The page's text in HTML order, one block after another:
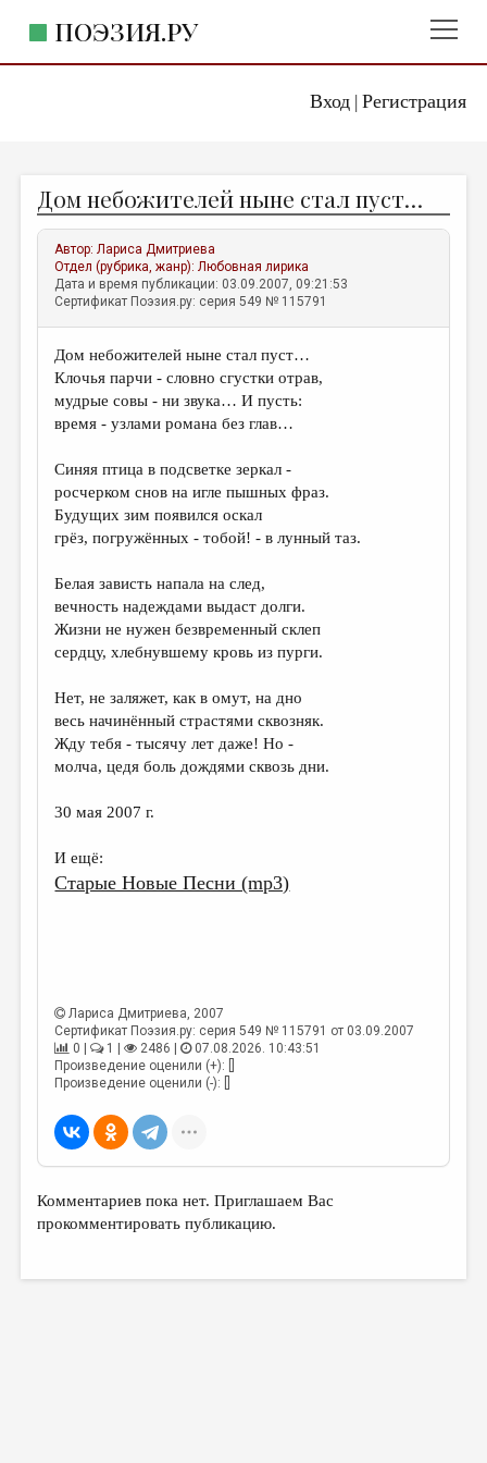
Вход| Регистрация
ПОЭЗИЯ.РУ
ЖАНРЫ
АВТОРЫ
КОММЕНТАРИИ
ЛИТСАЛОН
НОВОСТИ
ПРАВИЛА САЙТА
ИЗБРАННОЕ
ДАЙДЖЕСТ
ПЕРЕВОДЫ
КОНКУРСЫ
КНИЖНАЯ ПОЛКА
ОБЗОР ЛИТЕРАТУРЫ
ОБЪЯВЛЕНИЯ
ЭССЕИСТИКА
ЛИТЕРАТУРОВЕДЕНИЕ
КУЛЬТУРОВЕДЕНИЕ
ПУБЛИЦИСТИКА
РЕЦЕНЗИРОВАНИЕ
ЦИКЛЫ ПУБЛИКАЦИЙ
Дом небожителей ныне стал пуст…
Автор:Лариса Дмитриева
Отдел (рубрика, жанр):Любовная лирика
Дата и время публикации: 03.09.2007, 09:21:53
Сертификат Поэзия.ру: серия 549 № 115791
Дом небожителей ныне стал пуст…
Клочья парчи - словно сгустки отрав,
мудрые совы - ни звука… И пусть:
время - узлами романа без глав…
Синяя птица в подсветке зеркал -
росчерком снов на игле пышных фраз.
Будущих зим появился оскал
грёз, погружённых - тобой! - в лунный таз.
Белая зависть напала на след,
вечность надеждами выдаст долги.
Жизни не нужен безвременный склеп
сердцу, хлебнувшему кровь из пурги.
Нет, не заляжет, как в омут, на дно
весь начинённый страстями сквозняк.
Жду тебя - тысячу лет даже! Но -
молча, цедя боль дождями сквозь дни.
30 мая 2007 г.
И ещё:
Старые Новые Песни (mp3)
Лариса Дмитриева, 2007
Сертификат Поэзия.ру: серия 549 № 115791 от 03.09.2007
0 |
1 | 2486 |
07.08.2026. 10:43:51
Произведение оценили (+): []
Произведение оценили (-): []
Комментариев пока нет. Приглашаем Вас
прокомментировать публикацию.